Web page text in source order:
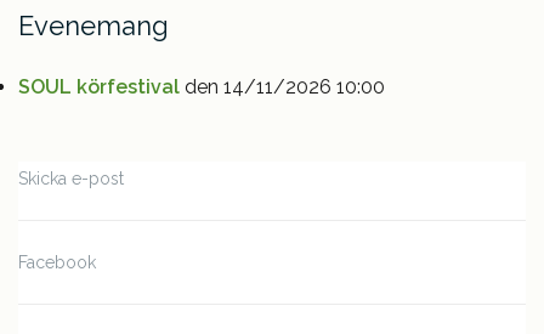
for:
Evenemang
SOUL körfestival den 14/11/2026 10:00
Skicka e-post
Facebook